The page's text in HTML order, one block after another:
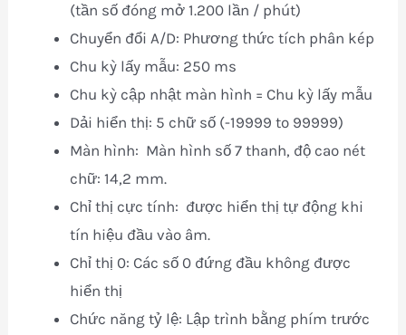
(tần số đóng mở 1.200 lần / phút)
Chuyển đổi A/D: Phương thức tích phân kép
Chu kỳ lấy mẫu: 250 ms
Chu kỳ cập nhật màn hình = Chu kỳ lấy mẫu
Dải hiển thị: 5 chữ số (-19999 to 99999)
Màn hình: Màn hình số 7 thanh, độ cao nét
chữ: 14,2 mm.
Chỉ thị cực tính: được hiển thị tự động khi
tín hiệu đầu vào âm.
Chỉ thị 0: Các số 0 đứng đầu không được
hiển thị
Chức năng tỷ lệ: Lập trình bằng phím trước